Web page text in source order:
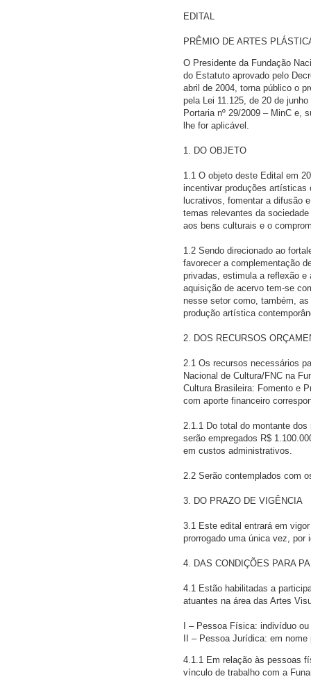
EDITAL
PRÊMIO DE ARTES
O Presidente da Fundação
do Estatuto aprovado pelo
abril de 2004, torna público o
pela Lei 11.125, de 20 de
Portaria nº 29/2009 – MinC e,
lhe for aplicável.
1. DO OBJETO
1.1 O objeto deste Edital em
incentivar produções
lucrativos, fomentar a difusão
temas relevantes da
aos bens culturais e o
1.2 Sendo direcionado ao
favorecer a complementação
privadas, estimula a reflexão
aquisição de acervo tem-se
nesse setor como, também,
produção artística
2. DOS RECURSOS
2.1 Os recursos necessários
Nacional de Cultura/FNC na
Cultura Brasileira: Fomento e
com aporte financeiro
2.1.1 Do total do montante
serão empregados R$
em custos administrativos.
2.2 Serão contemplados com
3. DO PRAZO DE VIGÊNCIA
3.1 Este edital entrará em
prorrogado uma única vez, por
4. DAS CONDIÇÕES PARA
4.1 Estão habilitadas a
atuantes na área das Artes
I – Pessoa Física: indivíduo
II – Pessoa Jurídica: em
4.1.1 Em relação às pessoas
vínculo de trabalho com a